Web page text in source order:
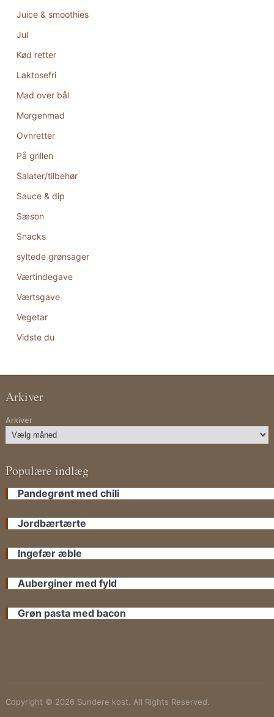
Juice & smoothies
Jul
Kød retter
Laktosefri
Mad over bål
Morgenmad
Ovnretter
På grillen
Salater/tilbehør
Sauce & dip
Sæson
Snacks
syltede grønsager
Værtindegave
Værtsgave
Vegetar
Vidste du
Arkiver
Arkiver
Populære indlæg
Pandegrønt med chili
Jordbærtærte
Ingefær æble
Auberginer med fyld
Grøn pasta med bacon
Copyright © 2026 Sundere kost. All Rights Reserved.